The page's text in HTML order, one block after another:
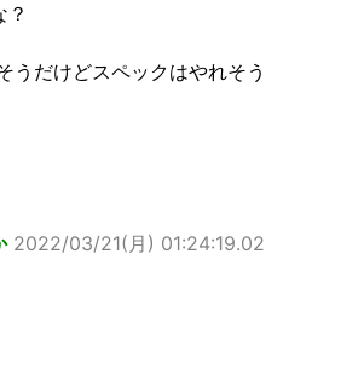
？
うだけどスペックはやれそう
2022/03/21(月) 01:24:19.02